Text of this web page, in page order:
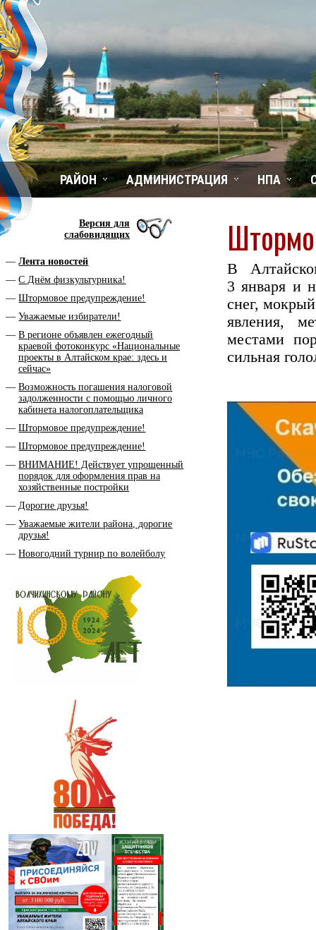
РАЙОН АДМИНИСТРАЦИЯ НПА
Версия для
слабовидящих
Лента новостей
С Днём физкультурника!
Штормовое предупреждение!
Уважаемые избиратели!
В регионе объявлен ежегодный
краевой фотоконкурс «Национальные
проекты в Алтайском крае: здесь и
сейчас»
Возможность погашения налоговой
задолженности с помощью личного
кабинета налогоплательщика
Штормовое предупреждение!
Штормовое предупреждение!
ВНИМАНИЕ! Действует упрощенный
порядок для оформления прав на
хозяйственные постройки
Дорогие друзья!
Уважаемые жители района, дорогие
друзья!
Новогодний турнир по волейболу
В
3 января и
снег,
явления,
местами
сильная